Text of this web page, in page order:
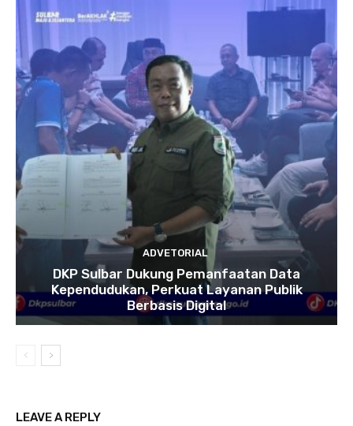
ADVETORIAL
DKP Sulbar Dukung Pemanfaatan Data
Kependudukan, Perkuat Layanan Publik
Berbasis Digital
LEAVE A REPLY